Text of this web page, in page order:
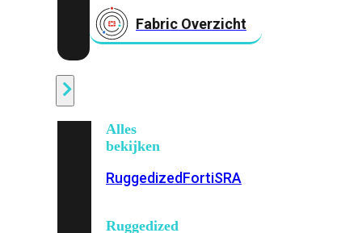
Fabric Overzicht
Alles
bekijken
RuggedizedFortiSRA
Ruggedized